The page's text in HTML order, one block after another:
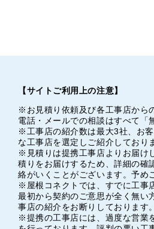
【サイトご利用上の注意】
※お見積り依頼及び各工事店から
電話・メールでの相談はすべて「
※工事店の紹介数は最大3社、お
な工事店を選定しご紹介しており
※見積りは提携工事店よりお届け
積りをお届けするため、詳細の確
絡がいくことがございます。予め
※屋根コネクトでは、すでに工事
最初から契約のご意思が全く無い
事店の紹介をお断りしております。
※提携の工事店には、過度な営業